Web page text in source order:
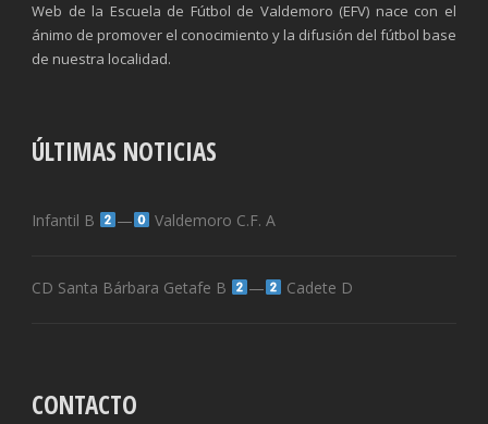
Web de la Escuela de Fútbol de Valdemoro (EFV) nace con el
ánimo de promover el conocimiento y la difusión del fútbol base
de nuestra localidad.
ÚLTIMAS NOTICIAS
Infantil B — Valdemoro C.F. A
CD Santa Bárbara Getafe B — Cadete D
CONTACTO